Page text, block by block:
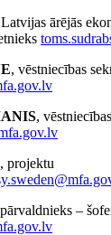
Latvijas ārējās
, vēstniecības
,
, projektu
–